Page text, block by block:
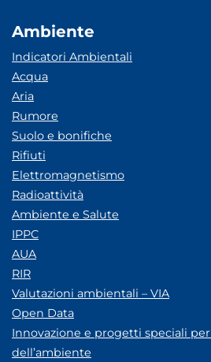
Ambiente
Indicatori Ambientali
Acqua
Aria
Rumore
Suolo e bonifiche
Rifiuti
Elettromagnetismo
Radioattività
Ambiente e Salute
IPPC
AUA
RIR
Valutazioni ambientali – VIA
Open Data
Innovazione e progetti speciali
dell’ambiente